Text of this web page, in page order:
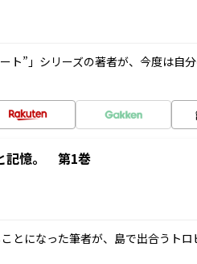
ト”」シリーズの著者が、今度は自
記憶。 第1巻
とになった筆者が、島で出合うトロ